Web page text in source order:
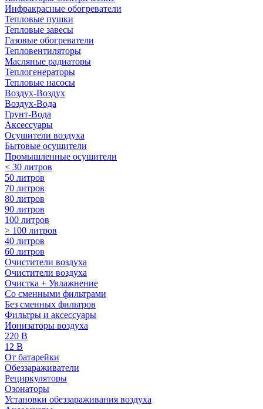
Инфракрасные обогреватели
Тепловые пушки
Тепловые завесы
Газовые обогреватели
Тепловентиляторы
Масляные радиаторы
Теплогенераторы
Тепловые насосы
Воздух-Воздух
Воздух-Вода
Грунт-Вода
Аксессуары
Осушители воздуха
Бытовые осушители
Промышленные осушители
< 30 литров
50 литров
70 литров
80 литров
90 литров
100 литров
> 100 литров
40 литров
60 литров
Очистители воздуха
Очистители воздуха
Очистка + Увлажнение
Cо сменными фильтрами
Без сменных фильтров
Фильтры и аксессуары
Ионизаторы воздуха
220 В
12 В
От батарейки
Обеззараживатели
Рециркуляторы
Озонаторы
Установки обеззараживания воздуха